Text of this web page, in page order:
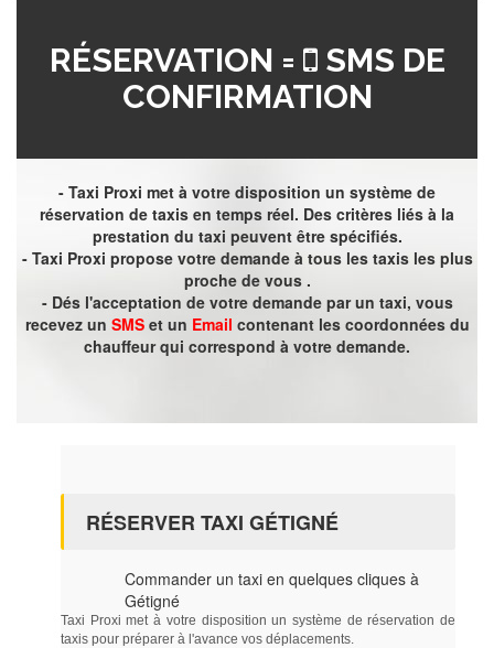
RÉSERVATION =
SMS DE
CONFIRMATION
- Taxi Proxi met à votre disposition un système de
réservation de taxis en temps réel. Des critères liés à la
prestation du taxi peuvent être spécifiés.
- Taxi Proxi propose votre demande à tous les taxis les plus
proche de vous .
- Dés l'acceptation de votre demande par un taxi, vous
recevez un SMSet un Email contenant les coordonnées du
chauffeur qui correspond à votre demande.
RÉSERVER TAXI GÉTIGNÉ
Commander un taxi en quelques cliques à
Gétigné
Taxi Proxi met à votre disposition un système de réservation de
taxis pour préparer à l'avance vos déplacements.